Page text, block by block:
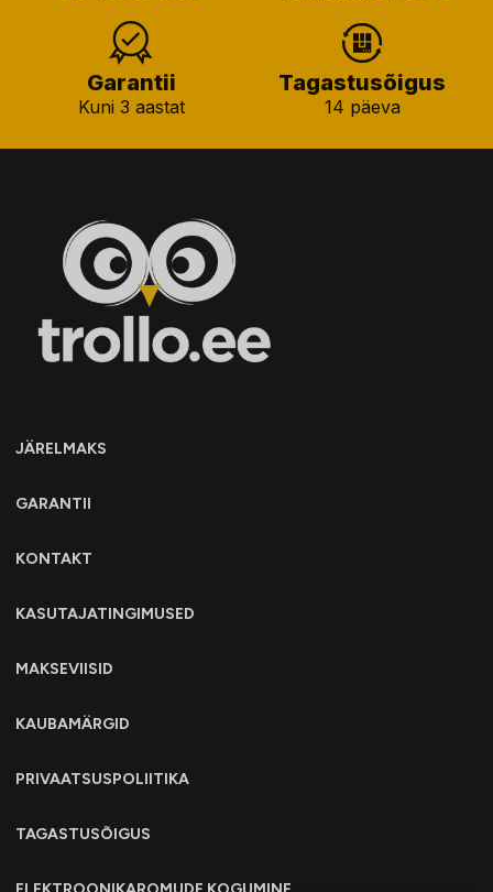
Garantii
Kuni 3 aastat
Tagastusõigus
14 päeva
JÄRELMAKS
GARANTII
KONTAKT
KASUTAJATINGIMUSED
MAKSEVIISID
KAUBAMÄRGID
PRIVAATSUSPOLIITIKA
TAGASTUSÕIGUS